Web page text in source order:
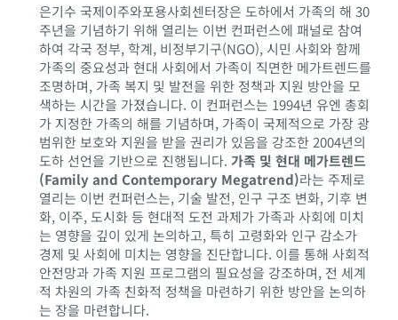
은기수 국제이주와포용사회센터장은 도하에서 가족의 해 30
주년을 기념하기 위해 열리는 이번 컨퍼런스에 패널로 참여
하여 각국 정부, 학계, 비정부기구(NGO), 시민 사회와 함께
가족의 중요성과 현대 사회에서 가족이 직면한 메가트렌드를
조명하며, 가족 복지 및 발전을 위한 정책과 지원 방안을 모
색하는 시간을 가졌습니다. 이 컨퍼런스는 1994년 유엔 총회
가 지정한 가족의 해를 기념하며, 가족이 국제적으로 가장 광
범위한 보호와 지원을 받을 권리가 있음을 강조한 2004년의
도하 선언을 기반으로 진행됩니다. 가족 및 현대 메가트렌드
(Family and Contemporary Megatrend)라는 주제로
열리는 이번 컨퍼런스는, 기술 발전, 인구 구조 변화, 기후 변
화, 이주, 도시화 등 현대적 도전 과제가 가족과 사회에 미치
는 영향을 깊이 있게 논의하고, 특히 고령화와 인구 감소가
경제 및 사회에 미치는 영향을 진단합니다. 이를 통해 사회적
안전망과 가족 지원 프로그램의 필요성을 강조하며, 전 세계
적 차원의 가족 친화적 정책을 마련하기 위한 방안을 논의하
는 장을 마련합니다.